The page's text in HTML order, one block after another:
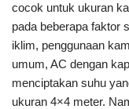
cocok untuk ukuran
pada beberapa faktor
iklim, penggunaan
umum, AC dengan
menciptakan suhu
ukuran 4×4 meter.